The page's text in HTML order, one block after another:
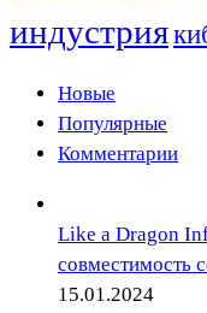
индустрия
Новые
Популярные
Комментарии
Like a Dragon
совместимость
15.01.2024